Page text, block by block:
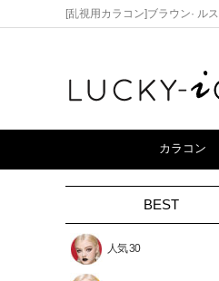
[乱視用カラコン]ブラウン· ル
カラコン
BEST
人気 30